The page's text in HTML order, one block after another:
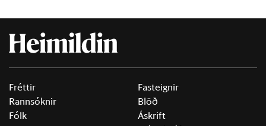
Fréttir
Rannsóknir
Fólk
Fasteignir
Blöð
Áskrift